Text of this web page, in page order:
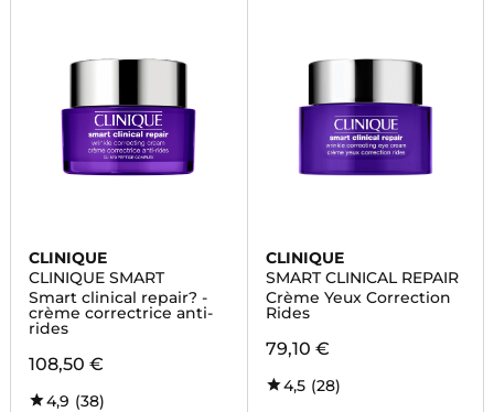
CLINIQUE
CLINIQUE SMART
Smart clinical repair? -
crème correctrice anti-
rides
108,50 €
4,9 (38)
CLINIQUE
SMART CLINICAL REPAIR
Crème Yeux Correction
Rides
79,10 €
4,5 (28)